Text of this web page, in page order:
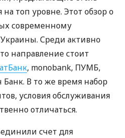
топ уровне. Этот обзор о
современному
Среди активно
направление стоит
, monobank, ПУМБ,
В то же время набор
условия обслуживания
отличаться.
счет для